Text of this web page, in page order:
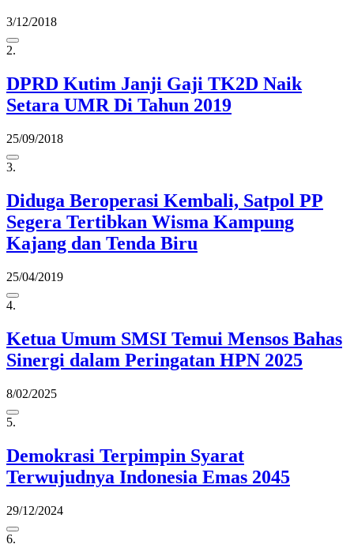
3/12/2018
2.
DPRD Kutim Janji Gaji TK2D Naik
Setara UMR Di Tahun 2019
25/09/2018
3.
Diduga Beroperasi Kembali, Satpol PP
Segera Tertibkan Wisma Kampung
Kajang dan Tenda Biru
25/04/2019
4.
Ketua Umum SMSI Temui Mensos Bahas
Sinergi dalam Peringatan HPN 2025
8/02/2025
5.
Demokrasi Terpimpin Syarat
Terwujudnya Indonesia Emas 2045
29/12/2024
6.